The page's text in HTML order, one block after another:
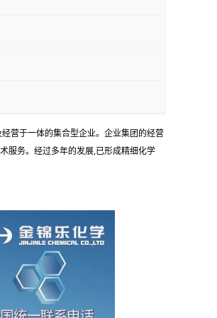
营于一体的集合型企业。企业集团的经营
服务。经过多年的发展,已形成精细化学